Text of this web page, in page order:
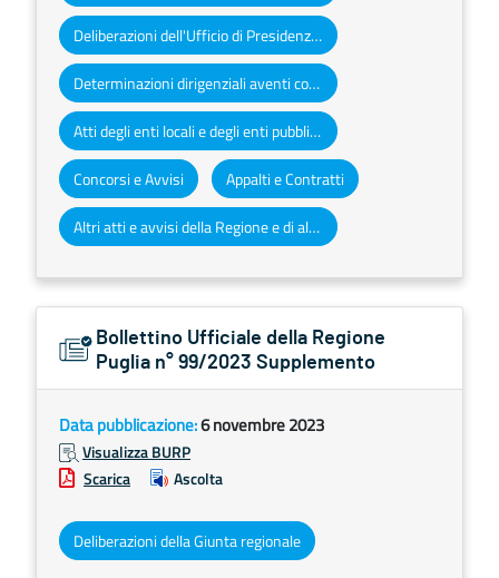
Deliberazioni dell'Ufficio di Presidenza del Consiglio regionale
Determinazioni dirigenziali aventi contenuto di interesse generale
Atti degli enti locali e degli enti pubblici e privati
Concorsi e Avvisi Appalti e Contratti
Altri atti e avvisi della Regione e di altri enti pubblici che interessano la collettività regionale
Bollettino Ufficiale della Regione
Puglia n° 99/2023 Supplemento
Data pubblicazione:6 novembre 2023
Visualizza BURP
Scarica
Ascolta
Deliberazioni della Giunta regionale